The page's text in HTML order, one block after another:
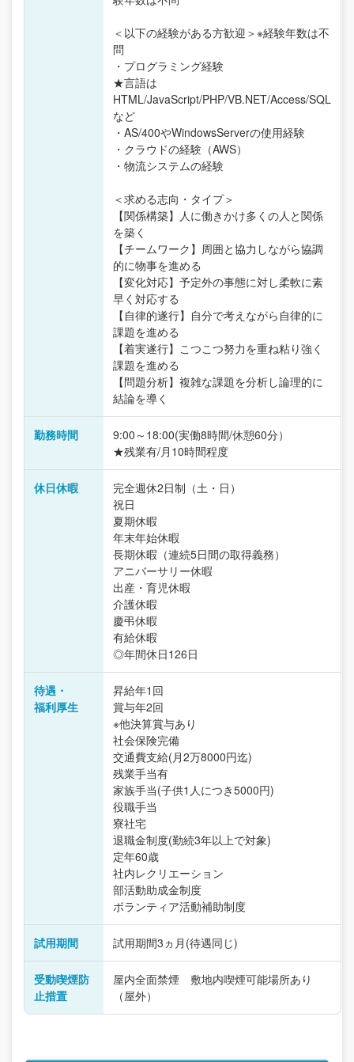
＜以下の経験がある方歓迎＞※経験年数は不
問
・プログラミング経験
★言語は
HTML/JavaScript/PHP/VB.NET/Access/SQL
など
・AS/400やWindowsServerの使用経験
・クラウドの経験（AWS）
・物流システムの経験
＜求める志向・タイプ＞
【関係構築】人に働きかけ多くの人と関係
を築く
【チームワーク】周囲と協力しながら協調
的に物事を進める
【変化対応】予定外の事態に対し柔軟に素
早く対応する
【自律的遂行】自分で考えながら自律的に
課題を進める
【着実遂行】こつこつ努力を重ね粘り強く
課題を進める
【問題分析】複雑な課題を分析し論理的に
結論を導く
勤務時間
9:00～18:00(実働8時間/休憩60分）
★残業有/月10時間程度
休日休暇
完全週休2日制（土・日）
祝日
夏期休暇
年末年始休暇
長期休暇（連続5日間の取得義務）
アニバーサリー休暇
出産・育児休暇
介護休暇
慶弔休暇
有給休暇
◎年間休日126日
待遇・
福利厚生
昇給年1回
賞与年2回
※他決算賞与あり
社会保険完備
交通費支給(月2万8000円迄)
残業手当有
家族手当(子供1人につき5000円)
役職手当
寮社宅
退職金制度(勤続3年以上で対象)
定年60歳
社内レクリエーション
部活動助成金制度
ボランティア活動補助制度
試用期間 試用期間3ヵ月(待遇同じ)
受動喫煙防
止措置
屋内全面禁煙 敷地内喫煙可能場所あり
（屋外）